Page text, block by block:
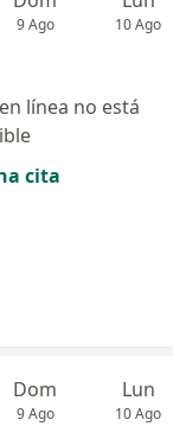
9 Ago 10 Ago
línea no está
cita
Dom
9 Ago
Lun
10 Ago